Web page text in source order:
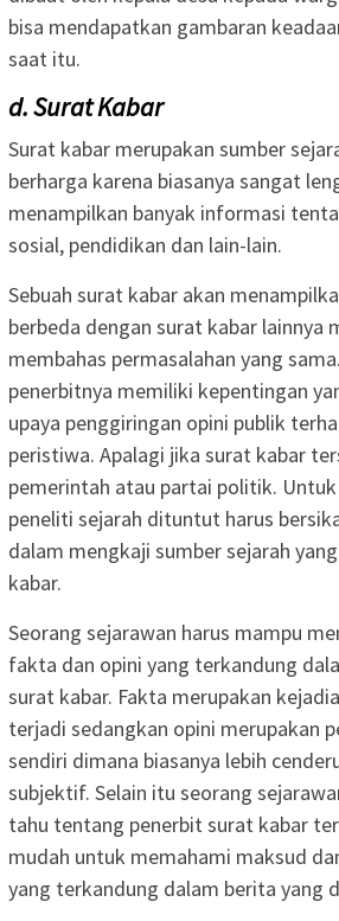
bisa mendapatkan gambaran
saat itu.
d. Surat Kabar
Surat kabar merupakan sumber
berharga karena biasanya sangat
menampilkan banyak informasi
sosial, pendidikan dan lain-lain.
Sebuah surat kabar akan
berbeda dengan surat kabar lainnya
membahas permasalahan yang
penerbitnya memiliki kepentingan
upaya penggiringan opini publik
peristiwa. Apalagi jika surat kabar
pemerintah atau partai politik.
peneliti sejarah dituntut harus
dalam mengkaji sumber sejarah
kabar.
Seorang sejarawan harus mampu
fakta dan opini yang terkandung
surat kabar. Fakta merupakan
terjadi sedangkan opini merupakan
sendiri dimana biasanya lebih
subjektif. Selain itu seorang
tahu tentang penerbit surat kabar
mudah untuk memahami maksud
yang terkandung dalam berita yang